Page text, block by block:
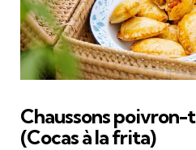
Chaussons
(Cocas à la frita)